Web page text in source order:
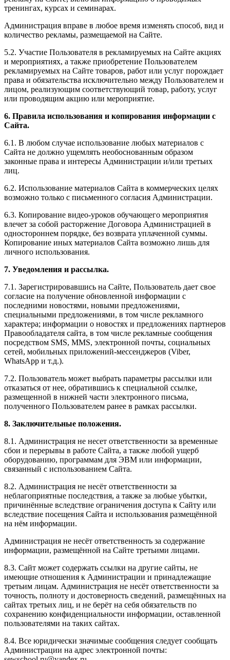
тренингах, курсах и семинарах.
Администрация вправе в любое время изменять способ, вид и
количество рекламы, размещаемой на Сайте.
5.2. Участие Пользователя в рекламируемых на Сайте акциях
и мероприятиях, а также приобретение Пользователем
рекламируемых на Сайте товаров, работ или услуг порождает
права и обязательства исключительно между Пользователем и
лицом, реализующим соответствующий товар, работу, услуг
или проводящим акцию или мероприятие.
6. Правила использования и копирования информации с
Сайта.
6.1. В любом случае использование любых материалов с
Сайта не должно ущемлять необоснованным образом
законные права и интересы Администрации и/или третьих
лиц.
6.2. Использование материалов Сайта в коммерческих целях
возможно только с письменного согласия Администрации.
6.3. Копирование видео-уроков обучающего мероприятия
влечет за собой расторжение Договора Администрацией в
одностороннем порядке, без возврата уплаченной суммы.
Копирование иных материалов Сайта возможно лишь для
личного использования.
7. Уведомления и рассылка.
7.1. Зарегистрировавшись на Сайте, Пользователь дает свое
согласие на получение обновленной информации с
последними новостями, новыми предложениями,
специальными предложениями, в том числе рекламного
характера; информации о новостях и предложениях партнеров
Правообладателя сайта, в том числе рекламные сообщения
посредством SMS, MMS, электронной почты, социальных
сетей, мобильных приложений-мессенджеров (Viber,
WhatsApp и т.д.).
7.2. Пользователь может выбрать параметры рассылки или
отказаться от нее, обратившись к специальной ссылке,
размещенной в нижней части электронного письма,
полученного Пользователем ранее в рамках рассылки.
8. Заключительные положения.
8.1. Администрация не несет ответственности за временные
сбои и перерывы в работе Сайта, а также любой ущерб
оборудованию, программам для ЭВМ или информации,
связанный с использованием Сайта.
8.2. Администрация не несёт ответственности за
неблагоприятные последствия, а также за любые убытки,
причинённые вследствие ограничения доступа к Сайту или
вследствие посещения Сайта и использования размещённой
на нём информации.
Администрация не несёт ответственность за содержание
информации, размещённой на Сайте третьими лицами.
8.3. Сайт может содержать ссылки на другие сайты, не
имеющие отношения к Администрации и принадлежащие
третьим лицам. Администрация не несёт ответственности за
точность, полноту и достоверность сведений, размещённых на
сайтах третьих лиц, и не берёт на себя обязательств по
сохранению конфиденциальности информации, оставленной
пользователями на таких сайтах.
8.4. Все юридически значимые сообщения следует сообщать
Администрации на адрес электронной почты: